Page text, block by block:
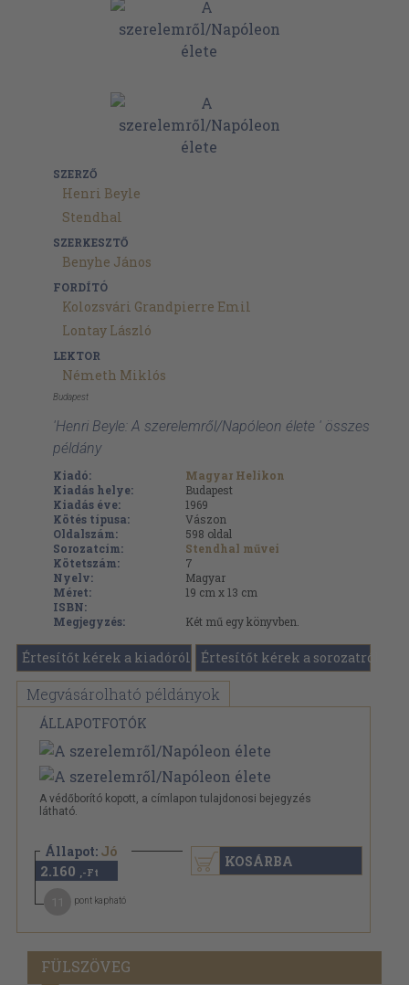
SZERZŐ
Henri Beyle
Stendhal
SZERKESZTŐ
Benyhe János
FORDÍTÓ
Kolozsvári Grandpierre Emil
Lontay László
LEKTOR
Németh Miklós
Budapest
'Henri Beyle: A szerelemről/Napóleon élete ' összes
példány
Kiadó:
Magyar Helikon
Kiadás helye:
Budapest
Kiadás éve:
1969
Kötés típusa:
Vászon
Oldalszám:
598 oldal
Sorozatcím:
Stendhal művei
Kötetszám:
7
Nyelv:
Magyar
Méret:
19 cm x 13 cm
ISBN:
Megjegyzés:
Két mű egy könyvben.
Értesítőt kérek a kiadóról Értesítőt kérek a sorozatról
Megvásárolható példányok
ÁLLAPOTFOTÓK
A védőborító kopott, a címlapon tulajdonosi bejegyzés
látható.
Állapot: Jó
2.160 ,-Ft
pont kapható
KOSÁRBA
FÜLSZÖVEG